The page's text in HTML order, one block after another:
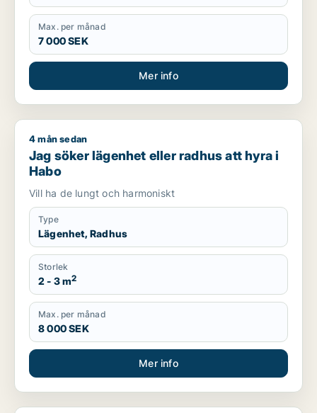
Max. per månad
7 000 SEK
Mer info
Jag söker lägenhet eller radhus att hyra i Habo
4 mån sedan
Jag söker lägenhet eller radhus att hyra i
Habo
Vill ha de lungt och harmoniskt
Type
Lägenhet, Radhus
Storlek
2 - 3 m2
Max. per månad
8 000 SEK
Mer info